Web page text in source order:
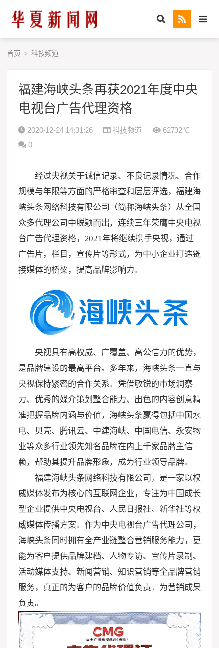
首页 > 科技频道
福建海峡头条再获2021年度中央
电视台广告代理资格
2020-12-24 14:31:26 科技频道
62732℃
0
经过央视关于诚信记录、不良记录情况、合作
规模与年限等方面的严格审查和层层评选，福建海
峡头条网络科技有限公司（简称海峡头条）从全国
众多代理公司中脱颖而出，连续三年荣膺中央电视
台广告代理资格，2021年将继续携手央视，通过
广告片，栏目，宣传片等形式，为中小企业打造链
接媒体的桥梁，提高品牌影响力。
央视具有高权威、广覆盖、高公信力的优势，
是品牌建设的最高平台。多年来，海峡头条一直与
央视保持紧密的合作关系。凭借敏锐的市场洞察
力、优秀的媒介策划整合能力、出色的内容创意精
准把握品牌内涵与价值，海峡头条赢得包括中国水
电、贝壳、腾讯云、中建海峡、中国电信、永安物
业等众多行业领先知名品牌在内上千家品牌主信
赖，帮助其提升品牌形象，成为行业领导品牌。
福建海峡头条网络科技有限公司，是一家以权
威媒体发布为核心的互联网企业，专注为中国成长
型企业提供中央电视台、人民日报社、新华社等权
威媒体传播方案。作为中央电视台广告代理公司，
海峡头条同时拥有全产业链整合营销服务能力，更
能为客户提供品牌建档、人物专访、宣传片录制、
活动媒体支持、新闻营销、知识营销等全品牌营销
服务，真正的为客户的品牌价值负责，为营销成果
负责。